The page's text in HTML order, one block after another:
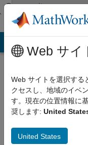
コンテンツへスキップ
Community
Profile
Amr
Younis
2017
Web サイ
Web サイトを選択する
クセスし、地域のイベ
す。現在の位置情報に
奨します: United
United States